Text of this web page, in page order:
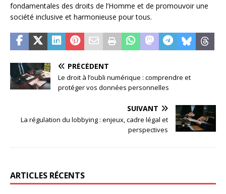
fondamentales des droits de l’Homme et de promouvoir une
société inclusive et harmonieuse pour tous.
PRÉCÉDENT
Le droit à l’oubli numérique : comprendre et
protéger vos données personnelles
SUIVANT
La régulation du lobbying : enjeux, cadre légal et
perspectives
ARTICLES RÉCENTS